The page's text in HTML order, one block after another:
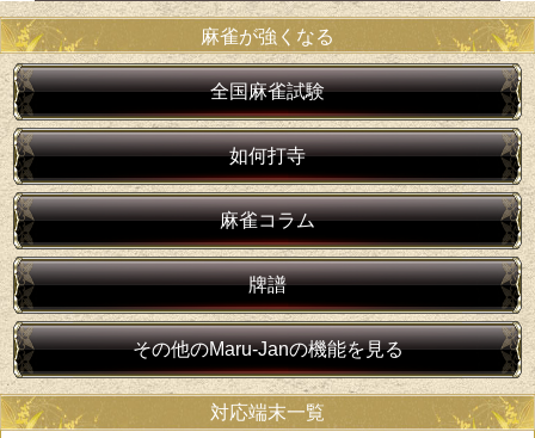
麻雀が強くなる
全国麻雀試験
如何打寺
麻雀コラム
牌譜
その他のMaru-Janの機能を見る
対応端末一覧